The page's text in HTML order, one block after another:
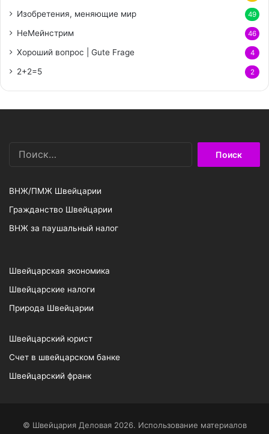
Изобретения, меняющие мир 49
НеМейнстрим 46
Хороший вопрос | Gute Frage 4
2+2=5 2
ВНЖ/ПМЖ Швейцарии
Гражданство Швейцарии
ВНЖ за паушальный налог
Швейцарская экономика
Швейцарские налоги
Природа Швейцарии
Швейцарский юрист
Счет в швейцарском банке
Швейцарский франк
© Швейцария Деловая 2026. Использование материалов